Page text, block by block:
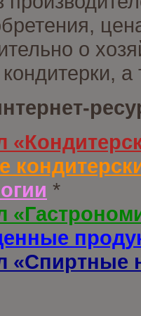
о
*
«Спиртные